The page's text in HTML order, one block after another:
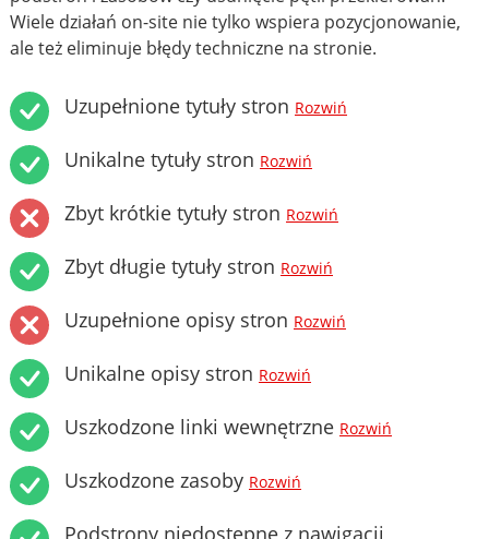
Wiele działań on-site nie tylko wspiera pozycjonowanie,
ale też eliminuje błędy techniczne na stronie.
Uzupełnione tytuły stron Rozwiń
Unikalne tytuły stron Rozwiń
Zbyt krótkie tytuły stron Rozwiń
Zbyt długie tytuły stron Rozwiń
Uzupełnione opisy stron Rozwiń
Unikalne opisy stron Rozwiń
Uszkodzone linki wewnętrzne Rozwiń
Uszkodzone zasoby Rozwiń
Podstrony niedostępne z nawigacji